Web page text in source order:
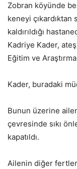
Zobran köyünde
keneyi çıkardıktan
kaldırıldığı
Kadriye Kader,
Eğitim ve
Kader, buradaki
Bunun üzerine
çevresinde sıkı
kapatıldı.
Ailenin diğer